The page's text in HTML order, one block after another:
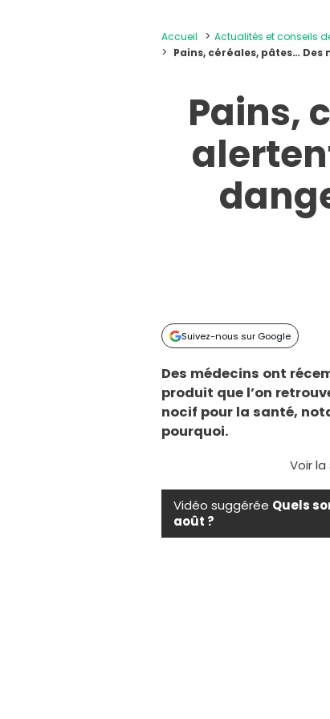
Accueil Actualités et conseils
Pains, céréales, pâtes…
Pains,
Suivez-nous sur Google
Des médecins ont
produit que l’on
nocif pour la santé,
pourquoi.
Voir
Vidéo suggérée Quels
août ?